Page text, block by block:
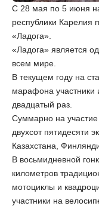
С 28 мая по 5 июня
республики Карелия
«Ладога».
«Ладога» является
всем мире.
В текущем году на
марафона участники
двадцатый раз.
Суммарно на
двухсот пятидесяти
Казахстана,
В восьмидневной
километров
мотоциклы и
участники на